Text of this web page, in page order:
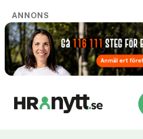
ANNONS